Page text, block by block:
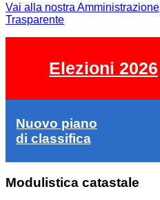
Vai alla nostra Amministrazione
Trasparente
Elezioni 2026
Nuovo piano
di classifica
Modulistica catastale